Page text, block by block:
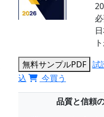
無料サンプルPDF 試
込
今買う
品質と信頼